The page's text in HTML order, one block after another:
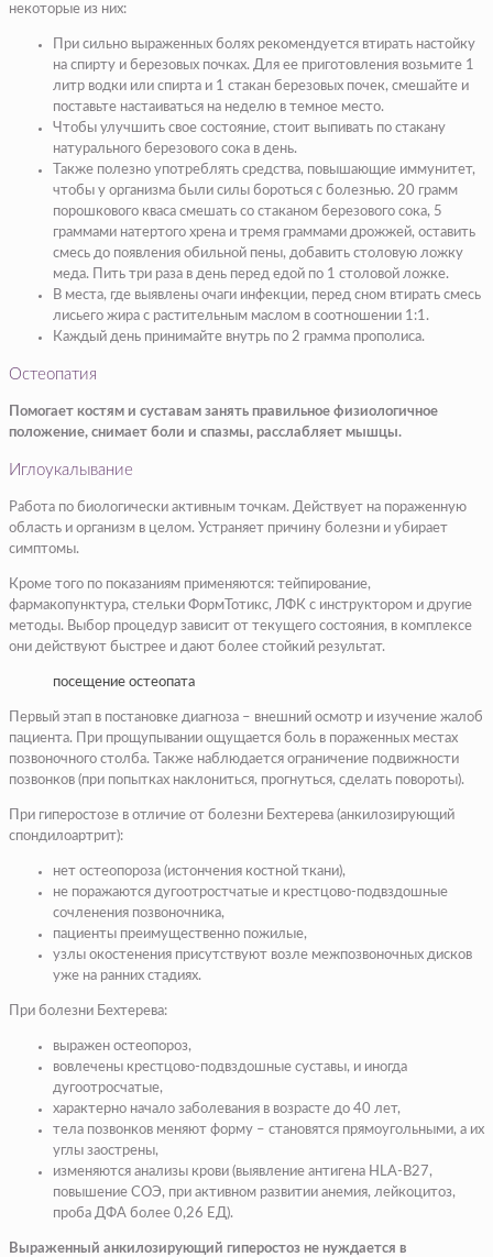
некоторые из них:
При сильно выраженных болях рекомендуется втирать настойку
на спирту и березовых почках. Для ее приготовления возьмите 1
литр водки или спирта и 1 стакан березовых почек, смешайте и
поставьте настаиваться на неделю в темное место.
Чтобы улучшить свое состояние, стоит выпивать по стакану
натурального березового сока в день.
Также полезно употреблять средства, повышающие иммунитет,
чтобы у организма были силы бороться с болезнью. 20 грамм
порошкового кваса смешать со стаканом березового сока, 5
граммами натертого хрена и тремя граммами дрожжей, оставить
смесь до появления обильной пены, добавить столовую ложку
меда. Пить три раза в день перед едой по 1 столовой ложке.
В места, где выявлены очаги инфекции, перед сном втирать смесь
лисьего жира с растительным маслом в соотношении 1:1.
Каждый день принимайте внутрь по 2 грамма прополиса.
Остеопатия
Помогает костям и суставам занять правильное физиологичное
положение, снимает боли и спазмы, расслабляет мышцы.
Иглоукалывание
Работа по биологически активным точкам. Действует на пораженную
область и организм в целом. Устраняет причину болезни и убирает
симптомы.
Кроме того по показаниям применяются: тейпирование,
фармакопунктура, стельки ФормТотикс, ЛФК с инструктором и другие
методы. Выбор процедур зависит от текущего состояния, в комплексе
они действуют быстрее и дают более стойкий результат.
посещение остеопата
Первый этап в постановке диагноза – внешний осмотр и изучение жалоб
пациента. При прощупывании ощущается боль в пораженных местах
позвоночного столба. Также наблюдается ограничение подвижности
позвонков (при попытках наклониться, прогнуться, сделать повороты).
При гиперостозе в отличие от болезни Бехтерева (анкилозирующий
спондилоартрит):
нет остеопороза (истончения костной ткани),
не поражаются дугоотростчатые и крестцово-подвздошные
сочленения позвоночника,
пациенты преимущественно пожилые,
узлы окостенения присутствуют возле межпозвоночных дисков
уже на ранних стадиях.
При болезни Бехтерева:
выражен остеопороз,
вовлечены крестцово-подвздошные суставы, и иногда
дугоотросчатые,
характерно начало заболевания в возрасте до 40 лет,
тела позвонков меняют форму – становятся прямоугольными, а их
углы заострены,
изменяются анализы крови (выявление антигена HLA-B27,
повышение СОЭ, при активном развитии анемия, лейкоцитоз,
проба ДФА более 0,26 ЕД).
Выраженный анкилозирующий гиперостоз не нуждается в